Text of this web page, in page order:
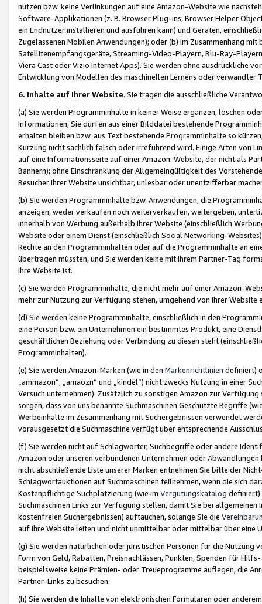
nutzen bzw. keine Verlinkungen auf eine Amazon-Website wie
Software-Applikationen (z. B. Browser Plug-ins, Browser Helper
ein Endnutzer installieren und ausführen kann) und Geräten,
Zugelassenen Mobilen Anwendungen); oder (b) im Zusammenhang
Satellitenempfangsgeräte, Streaming-Video-Playern, Blu-Ray-
Viera Cast oder Vizio Internet Apps). Sie werden ohne ausdrückliche
Entwicklung von Modellen des maschinellen Lernens oder
6. Inhalte auf Ihrer Website. Sie tragen die ausschließliche
(a) Sie werden Programminhalte in keiner Weise ergänzen, löschen
Informationen; Sie dürfen aus einer Bilddatei bestehende
erhalten bleiben bzw. aus Text bestehende Programminhalte so
Kürzung nicht sachlich falsch oder irreführend wird. Einige Arten von
auf eine Informationsseite auf einer Amazon-Website, der nicht als
Bannern); ohne Einschränkung der Allgemeingültigkeit des
Besucher Ihrer Website unsichtbar, unlesbar oder unentzifferbar
(b) Sie werden Programminhalte bzw. Anwendungen, die
anzeigen, weder verkaufen noch weiterverkaufen, weitergeben,
innerhalb von Werbung außerhalb Ihrer Website (einschließlich
Website oder einem Dienst (einschließlich Social Networking-
Rechte an den Programminhalten oder auf die Programminhalte an
übertragen müssten, und Sie werden keine mit Ihrem Partner-Tag
Ihre Website ist.
(c) Sie werden Programminhalte, die nicht mehr auf einer Amazon-
mehr zur Nutzung zur Verfügung stehen, umgehend von Ihrer
(d) Sie werden keine Programminhalte, einschließlich in den
eine Person bzw. ein Unternehmen ein bestimmtes Produkt, eine
geschäftlichen Beziehung oder Verbindung zu diesen steht
Programminhalten).
(e) Sie werden Amazon-Marken (wie in den Markenrichtlinien definiert)
„ammazon“, „amaozn“ und „kindel“) nicht zwecks Nutzung in einer
Versuch unternehmen). Zusätzlich zu sonstigen Amazon zur
sorgen, dass von uns benannte Suchmaschinen Geschützte Begriffe
Werbeinhalte im Zusammenhang mit Suchergebnissen verwendet
vorausgesetzt die Suchmaschine verfügt über entsprechende
(f) Sie werden nicht auf Schlagwörter, Suchbegriffe oder andere
Amazon oder unseren verbundenen Unternehmen oder
nicht abschließende Liste unserer Marken entnehmen Sie bitte der
Schlagwortauktionen auf Suchmaschinen teilnehmen, wenn die sich
Kostenpflichtige Suchplatzierung (wie im Vergütungskatalog definiert)
Suchmaschinen Links zur Verfügung stellen, damit Sie bei
kostenfreien Suchergebnissen) auftauchen, solange Sie die
auf Ihre Website leiten und nicht unmittelbar oder mittelbar über eine
(g) Sie werden natürlichen oder juristischen Personen für die Nutzung
Form von Geld, Rabatten, Preisnachlässen, Punkten, Spenden für
beispielsweise keine Prämien- oder Treueprogramme auflegen, die
Partner-Links zu besuchen.
(h) Sie werden die Inhalte von elektronischen Formularen oder